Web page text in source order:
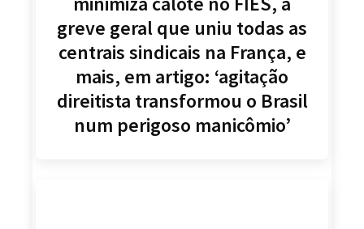
greve geral que uniu todas as
centrais sindicais na França, e
mais, em artigo: ‘agitação
direitista transformou o Brasil
num perigoso manicômio’